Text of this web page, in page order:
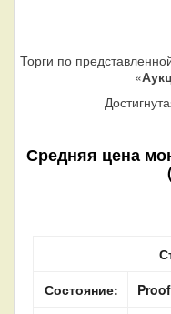
Торги по
«
Средняя цена
Состояние:
Proof